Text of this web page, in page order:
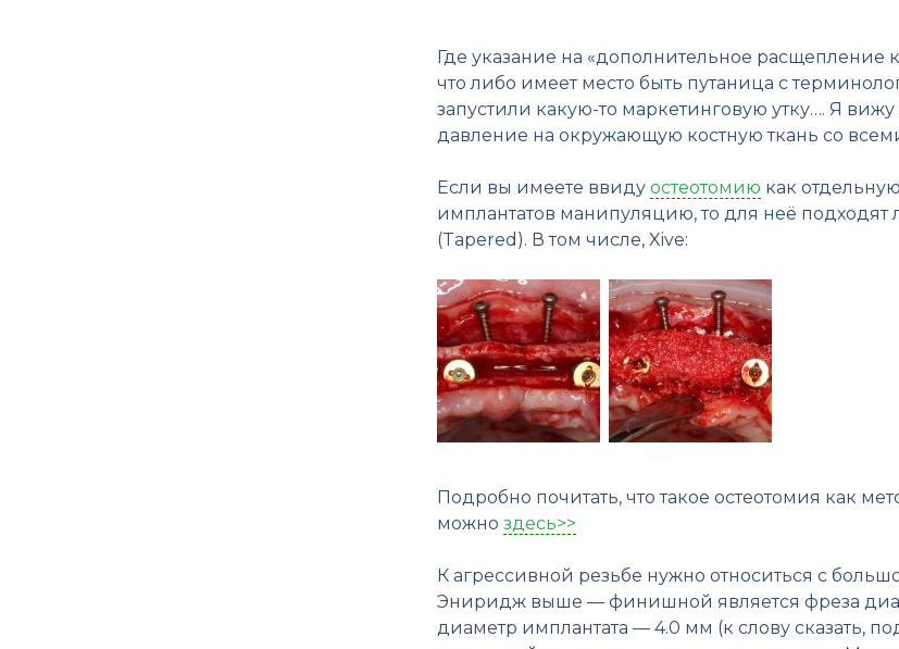
Где указание на «дополнительное расщепление
что либо имеет место быть путаница с
запустили какую-то маркетинговую утку…. Я
давление на окружающую костную ткань со
Если вы имеете ввиду остеотомию как
имплантатов манипуляцию, то для неё
(Tapered). В том числе, Xive:
Подробно почитать, что такое остеотомия как
можно здесь>>
К агрессивной резьбе нужно относиться с
Эниридж выше — финишной является фреза
диаметр имплантата — 4.0 мм (к слову сказать,